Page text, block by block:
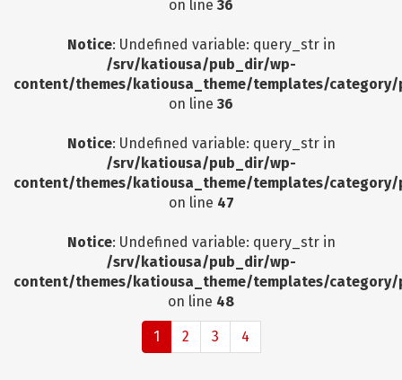
on line 36
Notice: Undefined variable: query_str in
/srv/katiousa/pub_dir/wp-
content/themes/katiousa_theme/templates/
on line 36
Notice: Undefined variable: query_str in
/srv/katiousa/pub_dir/wp-
content/themes/katiousa_theme/templates/
on line 47
Notice: Undefined variable: query_str in
/srv/katiousa/pub_dir/wp-
content/themes/katiousa_theme/templates/
on line 48
1 2 3 4